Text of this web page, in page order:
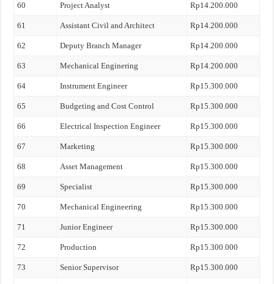
60 Project Analyst Rp14.200.000
61 Assistant Civil and Architect Rp14.200.000
62 Deputy Branch Manager Rp14.200.000
63 Mechanical Enginering Rp14.200.000
64 Instrument Engineer Rp15.300.000
65 Budgeting and Cost Control Rp15.300.000
66 Electrical Inspection Engineer Rp15.300.000
67 Marketing Rp15.300.000
68 Asset Management Rp15.300.000
69 Specialist Rp15.300.000
70 Mechanical Engineering Rp15.300.000
71 Junior Engineer Rp15.300.000
72 Production Rp15.300.000
73 Senior Supervisor Rp15.300.000